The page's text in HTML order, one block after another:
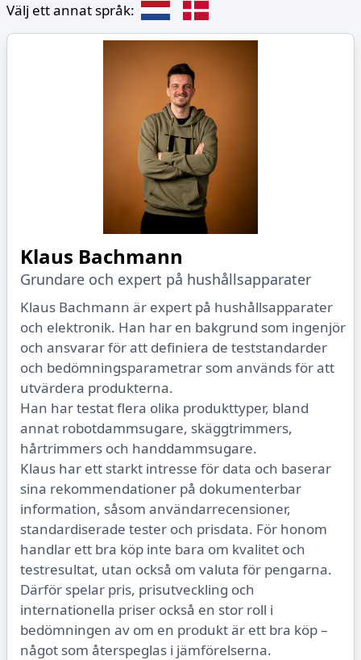
Välj ett annat språk:
Klaus Bachmann
Grundare och expert på hushållsapparater
Klaus Bachmann är expert på hushållsapparater
och elektronik. Han har en bakgrund som ingenjör
och ansvarar för att definiera de teststandarder
och bedömningsparametrar som används för att
utvärdera produkterna.
Han har testat flera olika produkttyper, bland
annat robotdammsugare, skäggtrimmers,
hårtrimmers och handdammsugare.
Klaus har ett starkt intresse för data och baserar
sina rekommendationer på dokumenterbar
information, såsom användarrecensioner,
standardiserade tester och prisdata. För honom
handlar ett bra köp inte bara om kvalitet och
testresultat, utan också om valuta för pengarna.
Därför spelar pris, prisutveckling och
internationella priser också en stor roll i
bedömningen av om en produkt är ett bra köp –
något som återspeglas i jämförelserna.